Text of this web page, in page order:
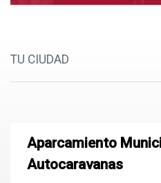
TU CIUDAD
Aparcamiento
Autocaravanas